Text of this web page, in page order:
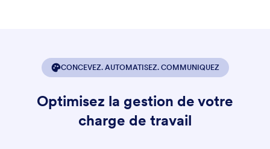
CONCEVEZ. AUTOMATISEZ. COMMUNIQUEZ
Optimisez la gestion de votre
charge de travail